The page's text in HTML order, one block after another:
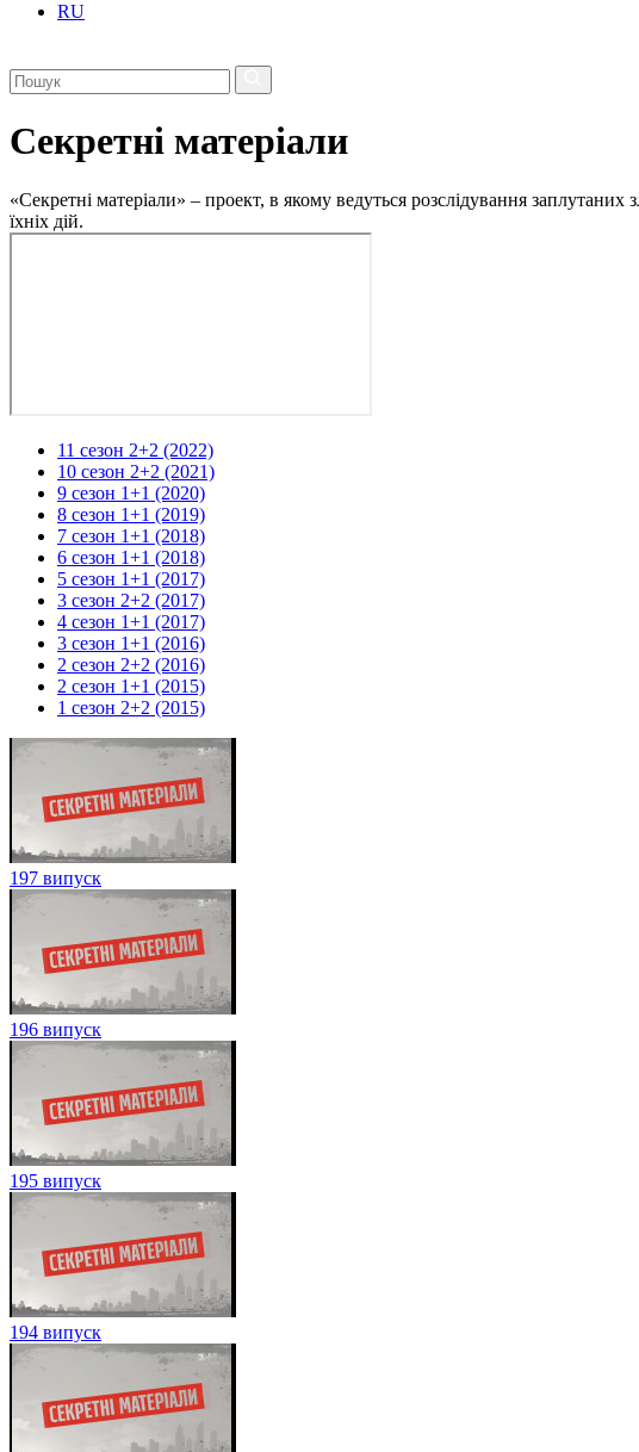
RU
Секретні матеріали
«Секретні матеріали» – проект, в якому ведуться розслідування
їхніх дій.
11 сезон 2+2 (2022)
10 сезон 2+2 (2021)
9 сезон 1+1 (2020)
8 сезон 1+1 (2019)
7 сезон 1+1 (2018)
6 сезон 1+1 (2018)
5 сезон 1+1 (2017)
3 сезон 2+2 (2017)
4 сезон 1+1 (2017)
3 сезон 1+1 (2016)
2 сезон 2+2 (2016)
2 сезон 1+1 (2015)
1 сезон 2+2 (2015)
197 випуск
196 випуск
195 випуск
194 випуск